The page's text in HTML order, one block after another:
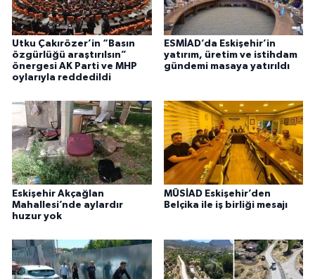
Utku Çakırözer’in “Basın
özgürlüğü araştırılsın”
önergesi AK Parti ve MHP
oylarıyla reddedildi
ESMİAD’da Eskişehir’in
yatırım, üretim ve istihdam
gündemi masaya yatırıldı
Eskişehir Akçağlan
Mahallesi’nde aylardır
huzur yok
MÜSİAD Eskişehir’den
Belçika ile iş birliği mesajı